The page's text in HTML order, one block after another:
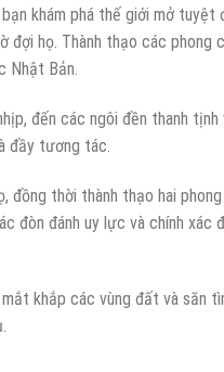
bạn khám phá thế giới mở
đợi họ. Thành thạo các phong
Nhật Bản.
đến các ngôi đền thanh tịnh
đầy tương tác.
đồng thời thành thạo hai
đòn đánh uy lực và chính xác
khắp các vùng đất và săn